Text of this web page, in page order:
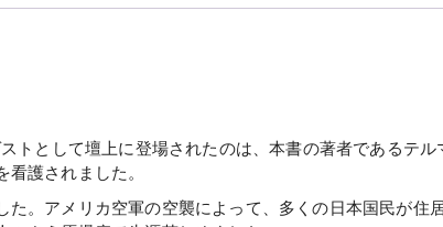
として壇上に登場されたのは、本書の著者であるテ
護されました。
。アメリカ空軍の空襲によって、多くの日本国民が住